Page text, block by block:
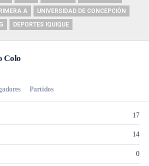
A
UNIVERSIDAD DE CONCEPCIÓN
DEPORTES IQUIQUE